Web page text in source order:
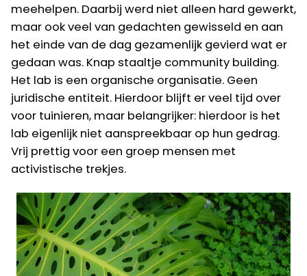
meehelpen. Daarbij werd niet alleen hard gewerkt,
maar ook veel van gedachten gewisseld en aan
het einde van de dag gezamenlijk gevierd wat er
gedaan was. Knap staaltje community building.
Het lab is een organische organisatie. Geen
juridische entiteit. Hierdoor blijft er veel tijd over
voor tuinieren, maar belangrijker: hierdoor is het
lab eigenlijk niet aanspreekbaar op hun gedrag.
Vrij prettig voor een groep mensen met
activistische trekjes.